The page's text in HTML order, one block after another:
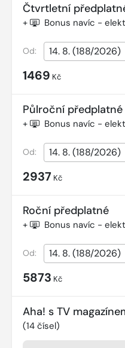
Čtvrtletní
+ Bonus navíc -
Od:
1469 Kč
Půlroční předplatné
+ Bonus navíc -
Od:
2937 Kč
Roční předplatné
+ Bonus navíc -
Od:
5873 Kč
Aha! s TV
(14 čísel)